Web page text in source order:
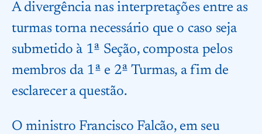
A divergência nas interpretações entre as
turmas torna necessário que o caso seja
submetido à 1ª Seção, composta pelos
membros da 1ª e 2ª Turmas, a fim de
esclarecer a questão.
O ministro Francisco Falcão, em seu